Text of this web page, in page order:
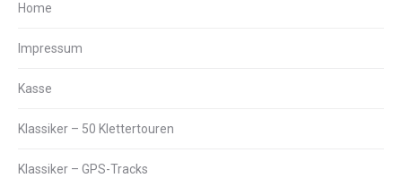
Home
Impressum
Kasse
Klassiker – 50 Klettertouren
Klassiker – GPS-Tracks